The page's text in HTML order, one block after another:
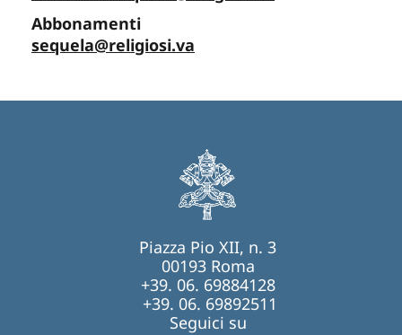
Abbonamenti
sequela@religiosi.va
Piazza Pio XII, n. 3
00193 Roma
+39. 06. 69884128
+39. 06. 69892511
Seguici su